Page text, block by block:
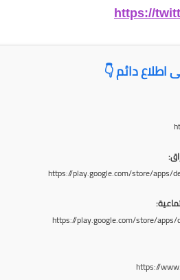
https://
اطلاع دائم 👇
https://play.google.com/store/apps/
https://play.google.com/store/apps/
https://